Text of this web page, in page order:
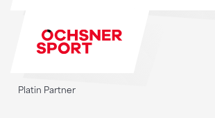
Platin Partner